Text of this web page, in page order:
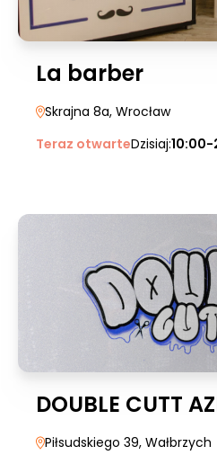
La barber
Skrajna 8a, Wrocław
Teraz otwarteDzisiaj:
DOUBLE CUTT
Piłsudskiego 39, Wałbrzych